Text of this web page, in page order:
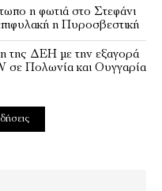
η φωτιά στο Στεφάνι
η Πυροσβεστική
της ΔΕΗ με την εξαγορά
Πολωνία και Ουγγαρία